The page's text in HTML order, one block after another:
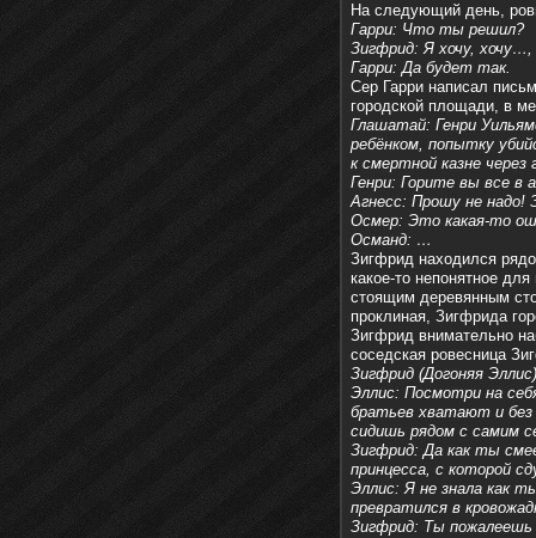
На следующий день,
Гарри: Что ты решил?
Зигфрид: Я хочу,
Гарри: Да будет так.
Сер Гарри написал
городской площади, в
Глашатай: Генри
ребёнком, попытку
к смертной казне через
Генри: Горите вы все в
Агнесс: Прошу не надо!
Осмер: Это какая-то
Османд: …
Зигфрид находился
какое-то непонятное
стоящим деревянным
проклиная, Зигфрида
Зигфрид внимательно
соседская ровесница
Зигфрид (Догоняя
Эллис: Посмотри на
братьев хватают и без
сидишь рядом с самим
Зигфрид: Да как ты
принцесса, с которой
Эллис: Я не знала как
превратился в
Зигфрид: Ты пожалеешь